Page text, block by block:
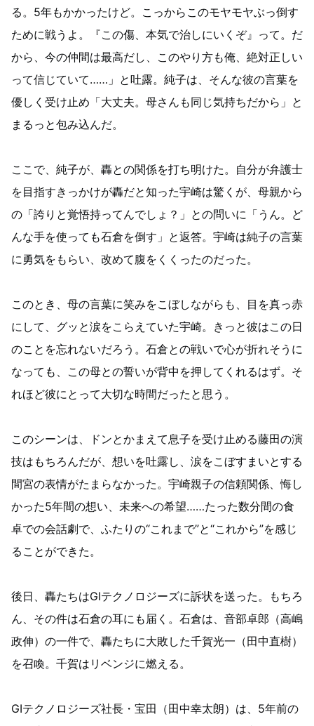
る。5年もかかったけど。こっからこのモヤモヤぶっ倒す
ために戦うよ。『この傷、本気で治しにいくぞ』って。だ
から、今の仲間は最高だし、このやり方も俺、絶対正しい
って信じていて……」と吐露。純子は、そんな彼の言葉を
優しく受け止め「大丈夫。母さんも同じ気持ちだから」と
まるっと包み込んだ。
ここで、純子が、轟との関係を打ち明けた。自分が弁護士
を目指すきっかけが轟だと知った宇崎は驚くが、母親から
の「誇りと覚悟持ってんでしょ？」との問いに「うん。ど
んな手を使っても石倉を倒す」と返答。宇崎は純子の言葉
に勇気をもらい、改めて腹をくくったのだった。
このとき、母の言葉に笑みをこぼしながらも、目を真っ赤
にして、グッと涙をこらえていた宇崎。きっと彼はこの日
のことを忘れないだろう。石倉との戦いで心が折れそうに
なっても、この母との誓いが背中を押してくれるはず。そ
れほど彼にとって大切な時間だったと思う。
このシーンは、ドンとかまえて息子を受け止める藤田の演
技はもちろんだが、想いを吐露し、涙をこぼすまいとする
間宮の表情がたまらなかった。宇崎親子の信頼関係、悔し
かった5年間の想い、未来への希望……たった数分間の食
卓での会話劇で、ふたりの“これまで”と“これから”を感じ
ることができた。
後日、轟たちはGIテクノロジーズに訴状を送った。もちろ
ん、その件は石倉の耳にも届く。石倉は、音部卓郎（高嶋
政伸）の一件で、轟たちに大敗した千賀光一（田中直樹）
を召喚。千賀はリベンジに燃える。
GIテクノロジーズ社長・宝田（田中幸太朗）は、5年前の